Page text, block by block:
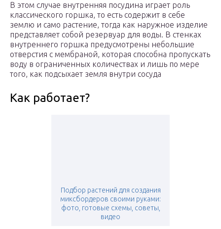
В этом случае внутренняя посудина играет роль
классического горшка, то есть содержит в себе
землю и само растение, тогда как наружное изделие
представляет собой резервуар для воды. В стенках
внутреннего горшка предусмотрены небольшие
отверстия с мембраной, которая способна пропускать
воду в ограниченных количествах и лишь по мере
того, как подсыхает земля внутри сосуда
Как работает?
Подбор растений для создания
миксбордеров своими руками:
фото, готовые схемы, советы,
видео